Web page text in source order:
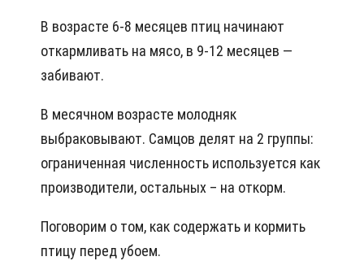
В возрасте 6-8 месяцев птиц начинают
откармливать на мясо, в 9-12 месяцев —
забивают.
В месячном возрасте молодняк
выбраковывают. Самцов делят на 2 группы:
ограниченная численность используется как
производители, остальных – на откорм.
Поговорим о том, как содержать и кормить
птицу перед убоем.